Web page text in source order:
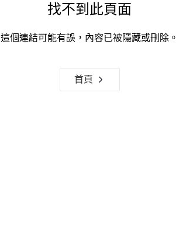
找不到此頁面
這個連結可能有誤，內容已被隱藏或刪除。
首頁